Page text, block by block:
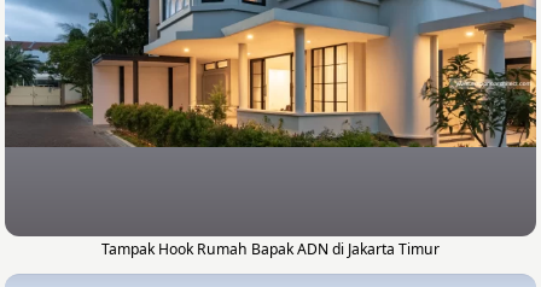
Tampak Hook Rumah Bapak ADN di Jakarta Timur